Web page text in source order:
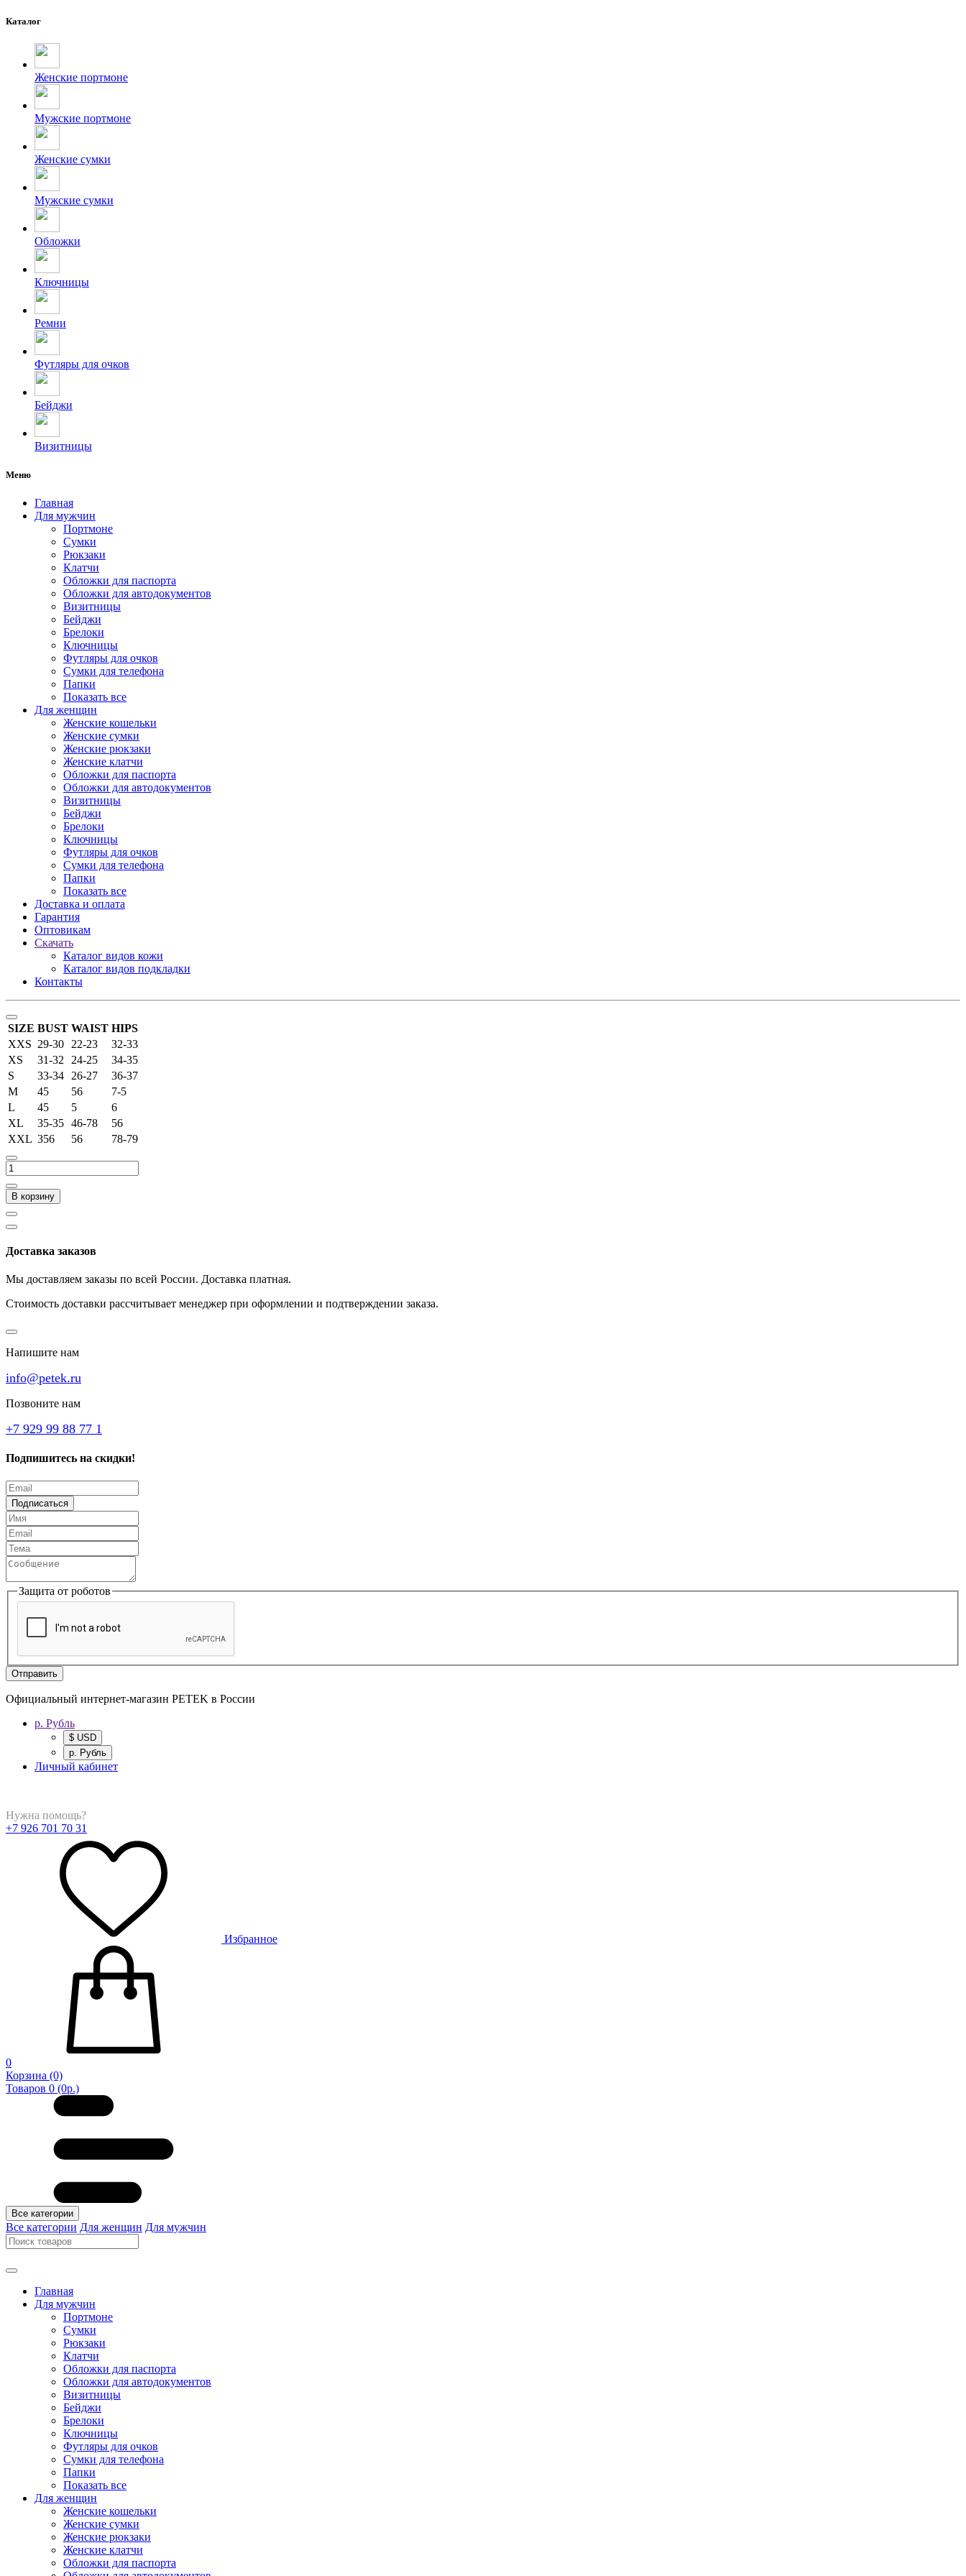
Каталог
Женские портмоне
Мужские портмоне
Женские сумки
Мужские сумки
Обложки
Ключницы
Ремни
Футляры для очков
Бейджи
Визитницы
Меню
Главная
Для мужчин
Портмоне
Сумки
Рюкзаки
Клатчи
Обложки для паспорта
Обложки для автодокументов
Визитницы
Бейджи
Брелоки
Ключницы
Футляры для очков
Сумки для телефона
Папки
Показать все
Для женщин
Женские кошельки
Женские сумки
Женские рюкзаки
Женские клатчи
Обложки для паспорта
Обложки для автодокументов
Визитницы
Бейджи
Брелоки
Ключницы
Футляры для очков
Сумки для телефона
Папки
Показать все
Доставка и оплата
Гарантия
Оптовикам
Скачать
Каталог видов кожи
Каталог видов подкладки
Контакты
SIZE BUST WAIST HIPS
XXS 29-30 22-23
32-33
XS
31-32 24-25
34-35
S
33-34 26-27
36-37
M
45 56
7-5
L
45 5
6
XL
35-35 46-78
56
XXL 356 56 78-79
В корзину
Доставка заказов
Мы доставляем заказы по всей России. Доставка платная.
Стоимость доставки рассчитывает менеджер при оформлении и подтверждении заказа.
Напишите нам
info@petek.ru
Позвоните нам
+7 929 99 88 77 1
Подпишитесь на скидки!
Подписаться
Защита от роботов
Отправить
Официальный интернет-магазин PETEK в России
р. Рубль
$ USD
р. Рубль
Личный кабинет
Нужна помощь?
+7 926 701 70 31
Избранное
0
Корзина (0)
Товаров 0 (0р.)
Все категории
Все категории Для женщин Для мужчин
Главная
Для мужчин
Портмоне
Сумки
Рюкзаки
Клатчи
Обложки для паспорта
Обложки для автодокументов
Визитницы
Бейджи
Брелоки
Ключницы
Футляры для очков
Сумки для телефона
Папки
Показать все
Для женщин
Женские кошельки
Женские сумки
Женские рюкзаки
Женские клатчи
Обложки для паспорта